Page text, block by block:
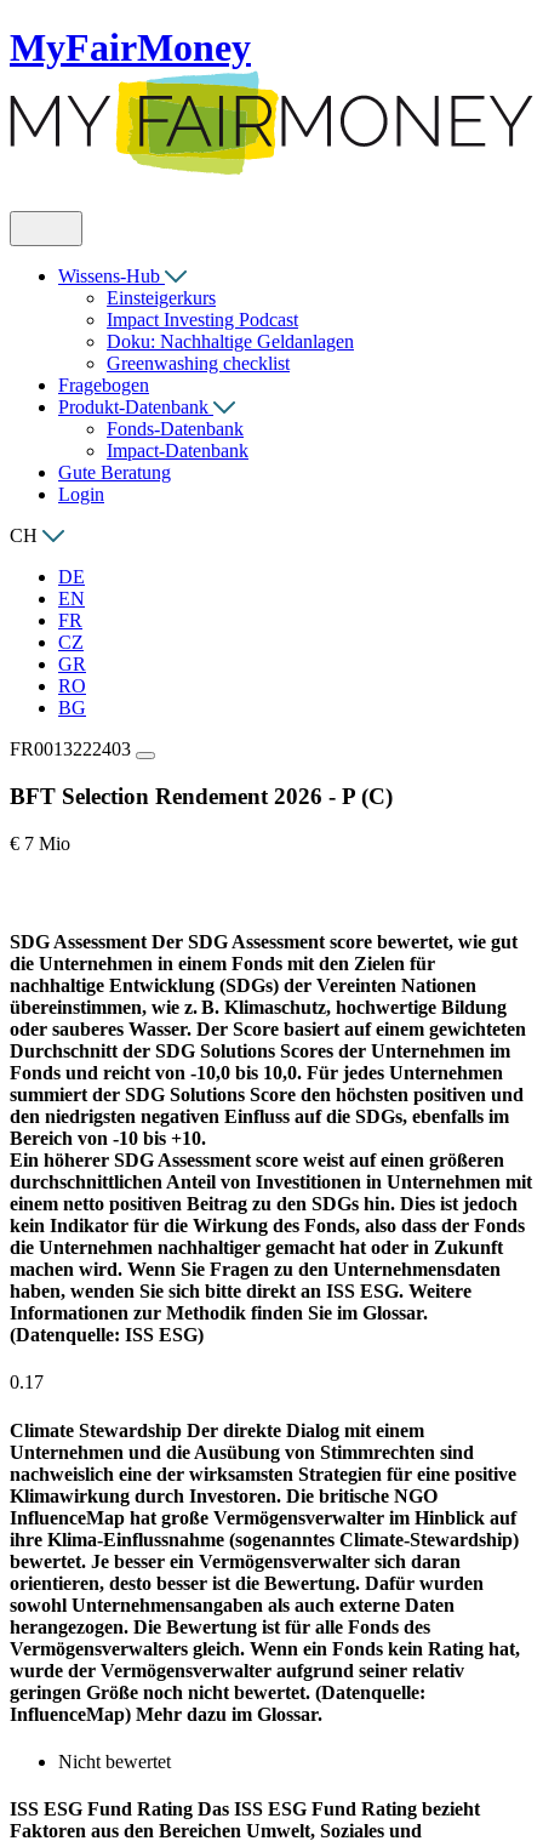
MyFairMoney
Wissens-Hub
Einsteigerkurs
Impact Investing Podcast
Doku: Nachhaltige Geldanlagen
Greenwashing checklist
Fragebogen
Produkt-Datenbank
Fonds-Datenbank
Impact-Datenbank
Gute Beratung
Login
CH
DE
EN
FR
CZ
GR
RO
BG
FR0013222403
BFT Selection Rendement 2026 - P (C)
€ 7 Mio
SDG Assessment Der SDG Assessment score bewertet, wie gut
die Unternehmen in einem Fonds mit den Zielen für
nachhaltige Entwicklung (SDGs) der Vereinten Nationen
übereinstimmen, wie z. B. Klimaschutz, hochwertige Bildung
oder sauberes Wasser. Der Score basiert auf einem gewichteten
Durchschnitt der SDG Solutions Scores der Unternehmen im
Fonds und reicht von -10,0 bis 10,0. Für jedes Unternehmen
summiert der SDG Solutions Score den höchsten positiven und
den niedrigsten negativen Einfluss auf die SDGs, ebenfalls im
Bereich von -10 bis +10.
Ein höherer SDG Assessment score weist auf einen größeren
durchschnittlichen Anteil von Investitionen in Unternehmen mit
einem netto positiven Beitrag zu den SDGs hin. Dies ist jedoch
kein Indikator für die Wirkung des Fonds, also dass der Fonds
die Unternehmen nachhaltiger gemacht hat oder in Zukunft
machen wird. Wenn Sie Fragen zu den Unternehmensdaten
haben, wenden Sie sich bitte direkt an ISS ESG. Weitere
Informationen zur Methodik finden Sie im Glossar.
(Datenquelle: ISS ESG)
0.17
Climate Stewardship Der direkte Dialog mit einem
Unternehmen und die Ausübung von Stimmrechten sind
nachweislich eine der wirksamsten Strategien für eine positive
Klimawirkung durch Investoren. Die britische NGO
InfluenceMap hat große Vermögensverwalter im Hinblick auf
ihre Klima-Einflussnahme (sogenanntes Climate-Stewardship)
bewertet. Je besser ein Vermögensverwalter sich daran
orientieren, desto besser ist die Bewertung. Dafür wurden
sowohl Unternehmensangaben als auch externe Daten
herangezogen. Die Bewertung ist für alle Fonds des
Vermögensverwalters gleich. Wenn ein Fonds kein Rating hat,
wurde der Vermögensverwalter aufgrund seiner relativ
geringen Größe noch nicht bewertet. (Datenquelle:
InfluenceMap) Mehr dazu im Glossar.
Nicht bewertet
ISS ESG Fund Rating Das ISS ESG Fund Rating bezieht
Faktoren aus den Bereichen Umwelt, Soziales und